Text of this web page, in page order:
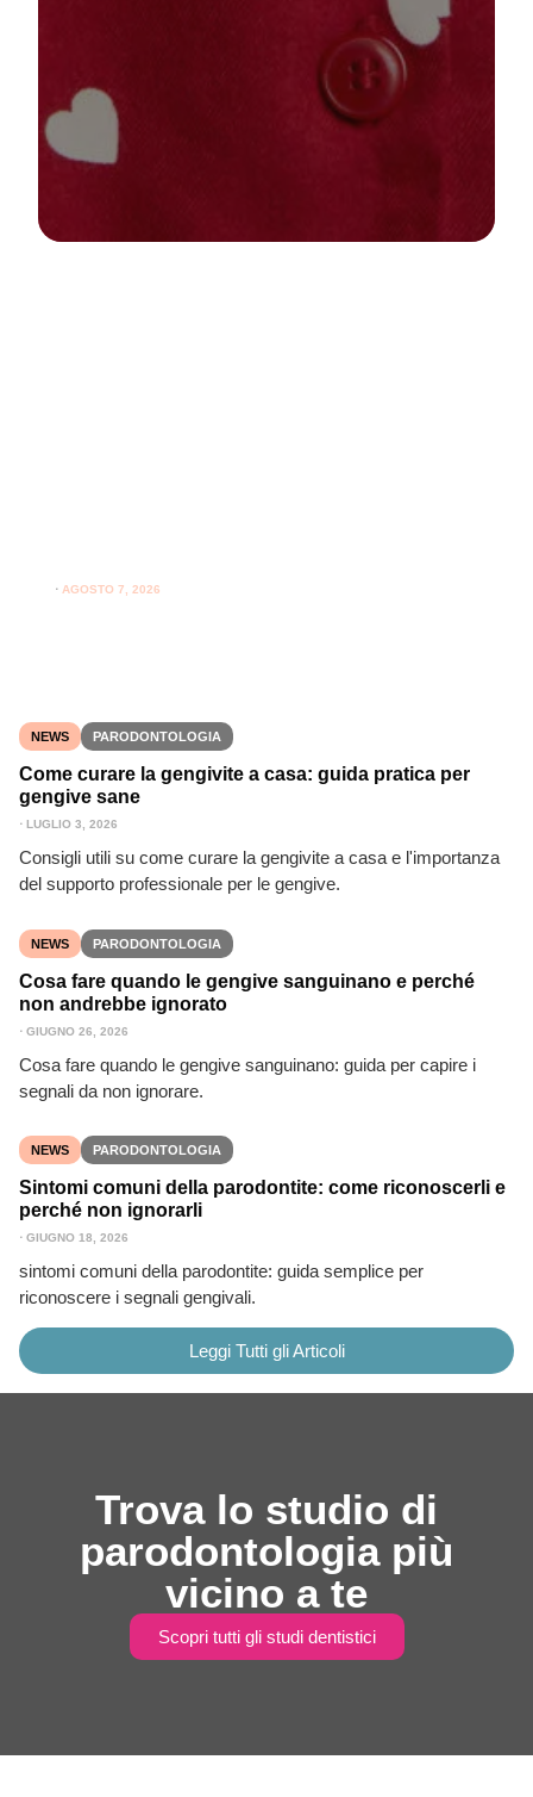
⋅ AGOSTO 7, 2026
NEWS PARODONTOLOGIA
Come curare la gengivite a casa: guida pratica per
gengive sane
⋅ LUGLIO 3, 2026
Consigli utili su come curare la gengivite a casa e l'importanza
del supporto professionale per le gengive.
NEWS PARODONTOLOGIA
Cosa fare quando le gengive sanguinano e perché
non andrebbe ignorato
⋅ GIUGNO 26, 2026
Cosa fare quando le gengive sanguinano: guida per capire i
segnali da non ignorare.
NEWS PARODONTOLOGIA
Sintomi comuni della parodontite: come riconoscerli e
perché non ignorarli
⋅ GIUGNO 18, 2026
sintomi comuni della parodontite: guida semplice per
riconoscere i segnali gengivali.
Leggi Tutti gli Articoli
Trova lo studio di
parodontologia più
vicino a te
Scopri tutti gli studi dentistici